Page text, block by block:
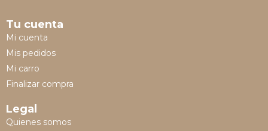
Tu cuenta
Mi cuenta
Mis pedidos
Mi carro
Finalizar compra
Legal
Quienes somos